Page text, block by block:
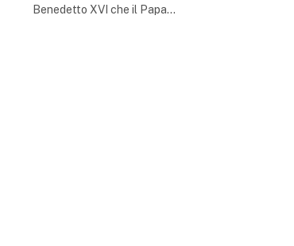
Benedetto XVI che il Papa…